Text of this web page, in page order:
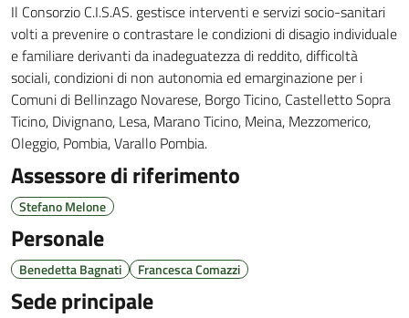
Il Consorzio C.I.S.AS. gestisce interventi e servizi socio-sanitari
volti a prevenire o contrastare le condizioni di disagio individuale
e familiare derivanti da inadeguatezza di reddito, difficoltà
sociali, condizioni di non autonomia ed emarginazione per i
Comuni di Bellinzago Novarese, Borgo Ticino, Castelletto Sopra
Ticino, Divignano, Lesa, Marano Ticino, Meina, Mezzomerico,
Oleggio, Pombia, Varallo Pombia.
Assessore di riferimento
Stefano Melone
Personale
Benedetta Bagnati Francesca Comazzi
Sede principale